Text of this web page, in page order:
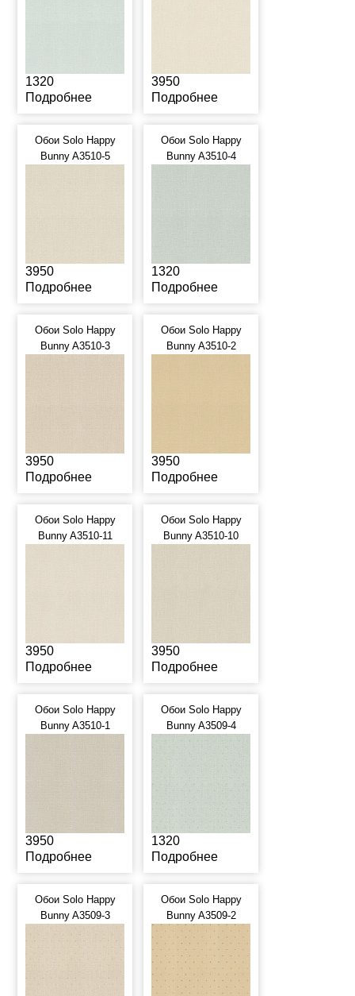
1320
Подробнее
3950
Подробнее
Обои Solo Happy
Bunny A3510-5
3950
Подробнее
Обои Solo Happy
Bunny A3510-4
1320
Подробнее
Обои Solo Happy
Bunny A3510-3
3950
Подробнее
Обои Solo Happy
Bunny A3510-2
3950
Подробнее
Обои Solo Happy
Bunny A3510-11
3950
Подробнее
Обои Solo Happy
Bunny A3510-10
3950
Подробнее
Обои Solo Happy
Bunny A3510-1
3950
Подробнее
Обои Solo Happy
Bunny A3509-4
1320
Подробнее
Обои Solo Happy
Bunny A3509-3
Обои Solo Happy
Bunny A3509-2